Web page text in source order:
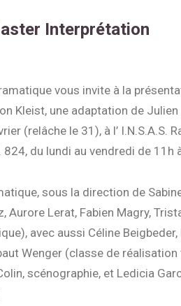
Interprétation
vous invite à la
Kleist, une adaptation de Julien
(relâche le 31), à l’ I.N.S.A.S.
du lundi au vendredi de 11h
sous la direction de
Aurore Lerat, Fabien Magry,
avec aussi Céline Beigbeder,
Wenger (classe de
scénographie, et Ledicia